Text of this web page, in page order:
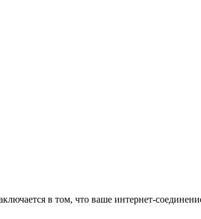
в том, что ваше интернет-